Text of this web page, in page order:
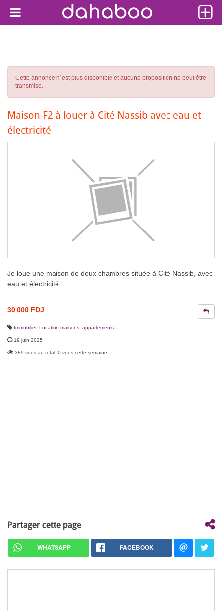
Cette annonce n´est plus disponible et aucune proposition ne peut être
transmise.
Maison F2 à louer à Cité Nassib avec eau et
électricité
Je loue une maison de deux chambres située à Cité Nassib, avec
eau et électricité.
30 000 FDJ
Immobilier, Location maisons, appartements
19 juin 2025
389 vues au total, 0 vues cette semaine
Partager cette page
WHATSAPP FACEBOOK